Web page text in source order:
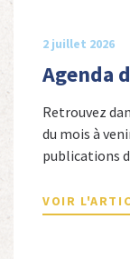
2 juillet 2026
Agenda
Retrouvez
du mois à
publications
Cordeboeuf,
Nouvelles
VOIR